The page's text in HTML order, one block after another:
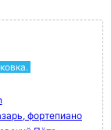
фортепиано